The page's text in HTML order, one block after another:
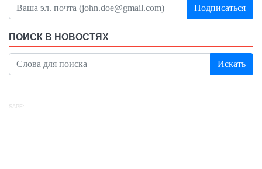
Подписаться
ПОИСК В НОВОСТЯХ
Искать
SAPE: